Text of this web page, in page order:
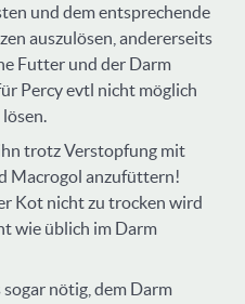
und dem entsprechende
auszulösen, andererseits
Futter und der Darm
Percy evtl nicht möglich
trotz Verstopfung mit
Macrogol anzufüttern!
Kot nicht zu trocken wird
wie üblich im Darm
nötig, dem Darm